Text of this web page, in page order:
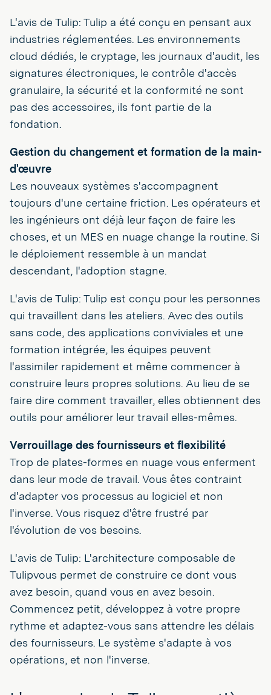
L'avis de Tulip: Tulip a été conçu en pensant aux
industries réglementées. Les environnements
cloud dédiés, le cryptage, les journaux d'audit, les
signatures électroniques, le contrôle d'accès
granulaire, la sécurité et la conformité ne sont
pas des accessoires, ils font partie de la
fondation.
Gestion du changement et formation de la main-
d'œuvre
Les nouveaux systèmes s'accompagnent
toujours d'une certaine friction. Les opérateurs et
les ingénieurs ont déjà leur façon de faire les
choses, et un MES en nuage change la routine. Si
le déploiement ressemble à un mandat
descendant, l'adoption stagne.
L'avis de Tulip: Tulip est conçu pour les personnes
qui travaillent dans les ateliers. Avec des outils
sans code, des applications conviviales et une
formation intégrée, les équipes peuvent
l'assimiler rapidement et même commencer à
construire leurs propres solutions. Au lieu de se
faire dire comment travailler, elles obtiennent des
outils pour améliorer leur travail elles-mêmes.
Verrouillage des fournisseurs et flexibilité
Trop de plates-formes en nuage vous enferment
dans leur mode de travail. Vous êtes contraint
d'adapter vos processus au logiciel et non
l'inverse. Vous risquez d'être frustré par
l'évolution de vos besoins.
L'avis de Tulip: L'architecture composable de
Tulipvous permet de construire ce dont vous
avez besoin, quand vous en avez besoin.
Commencez petit, développez à votre propre
rythme et adaptez-vous sans attendre les délais
des fournisseurs. Le système s'adapte à vos
opérations, et non l'inverse.